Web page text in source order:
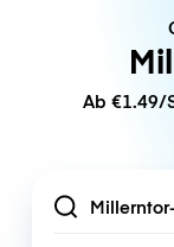
Ab €1.49/
Location